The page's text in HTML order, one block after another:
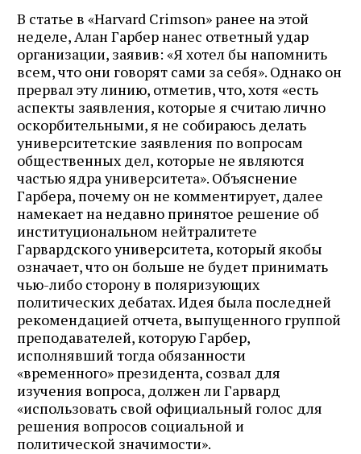
В статье в «Harvard Crimson» ранее на этой
неделе, Алан Гарбер нанес ответный удар
организации, заявив: «Я хотел бы напомнить
всем, что они говорят сами за себя». Однако он
прервал эту линию, отметив, что, хотя «есть
аспекты заявления, которые я считаю лично
оскорбительными, я не собираюсь делать
университетские заявления по вопросам
общественных дел, которые не являются
частью ядра университета». Объяснение
Гарбера, почему он не комментирует, далее
намекает на недавно принятое решение об
институциональном нейтралитете
Гарвардского университета, который якобы
означает, что он больше не будет принимать
чью-либо сторону в поляризующих
политических дебатах. Идея была последней
рекомендацией отчета, выпущенного группой
преподавателей, которую Гарбер,
исполнявший тогда обязанности
«временного» президента, созвал для
изучения вопроса, должен ли Гарвард
«использовать свой официальный голос для
решения вопросов социальной и
политической значимости».